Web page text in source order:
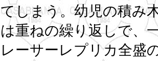
てしまう。幼児の積み
は重ねの繰り返しで、
レーサーレプリカ全盛